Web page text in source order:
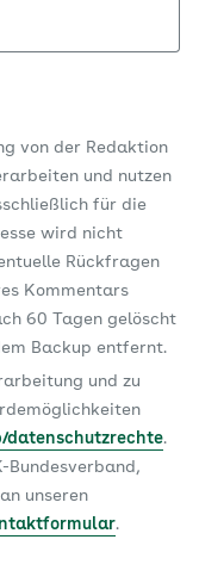
von der Redaktion
und nutzen
für die
wird nicht
Rückfragen
Kommentars
60 Tagen gelöscht
Backup entfernt.
und zu
datenschutzrechte.
Bundesverband,
unseren
.